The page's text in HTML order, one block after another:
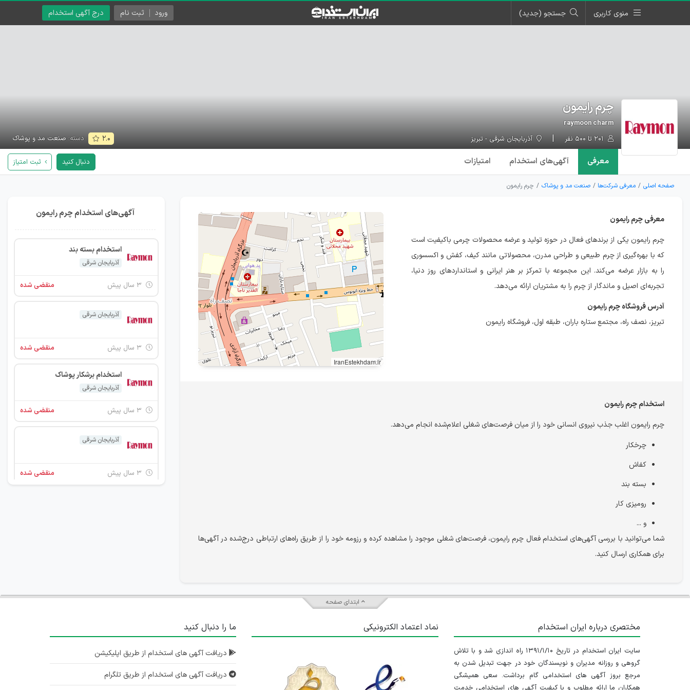
منوی کاربری جستجو (جدید) درج آگهی استخدام ورود ثبت نام
چرم رایمون
raymoon charm
آذربایجان شرقی - تبریز ۲.۰ دسته: صنعت مد و پوشاک
معرفی آگهی‌های استخدام امتیازات دنبال کنید ثبت امتیاز
صفحه اصلی معرفی شرکت‌ها صنعت مد و پوشاک چرم رایمون
معرفی چرم رایمون
چرم رایمون یکی از برندهای فعال در حوزه تولید و عرضه محصولات چرمی باکیفیت است
که با بهره‌گیری از چرم طبیعی و طراحی مدرن، محصولاتی مانند کیف، کفش و اکسسوری
را به بازار عرضه می‌کند. این مجموعه با تمرکز بر هنر ایرانی و استانداردهای روز دنیا،
تجربه‌ای اصیل و ماندگار از چرم را به مشتریان ارائه می‌دهد.
آدرس فروشگاه چرم رایمون
تبریز، نصف راه، مجتمع ستاره باران، طبقه اول، فروشگاه رایمون
IranEstekhdam.ir
استخدام چرم رایمون
چرم رایمون اغلب جذب نیروی انسانی خود را از میان فرصت‌های شغلی اعلام‌شده انجام می‌دهد.
چرخکار
کفاش
بسته بند
رومیزی کار
و ...
شما می‌توانید با بررسی آگهی‌های استخدام فعال چرم رایمون، فرصت‌های شغلی موجود را مشاهده کرده و رزومه خود را از طریق راه‌های ارتباطی درج‌شده در آگهی‌ها
برای همکاری ارسال کنید.
آگهی‌های استخدام چرم رایمون
استخدام بسته بند
آذربایجان شرقی
منقضی شده
آذربایجان شرقی
منقضی شده
استخدام برشکار پوشاک
آذربایجان شرقی
منقضی شده
آذربایجان شرقی
منقضی شده
ابتدای صفحه
مختصری درباره ایران استخدام
سایت ایران استخدام در تاریخ ۱۳۹۱/۱/۱۰ راه اندازی شد و با تلاش
گروهی و روزانه مدیران و نویسندگان خود در جهت تبدیل شدن به
مرجع بروز آگهی های استخدامی گام برداشت. سعی همیشگی
همکاران ما ارائه مطلوب و با کیفیت آگهی های استخدامی خدمت
نماد اعتماد الکترونیکی ما را دنبال کنید
دریافت آگهی های استخدام از طریق اپلیکیشن
دریافت آگهی های استخدام از طریق تلگرام